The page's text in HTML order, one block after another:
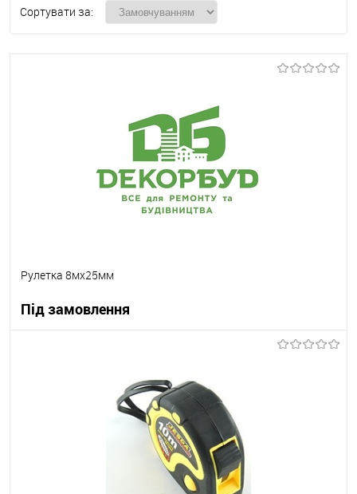
Сортувати за:
Рулетка 8мх25мм
Під замовлення
Під замовлення